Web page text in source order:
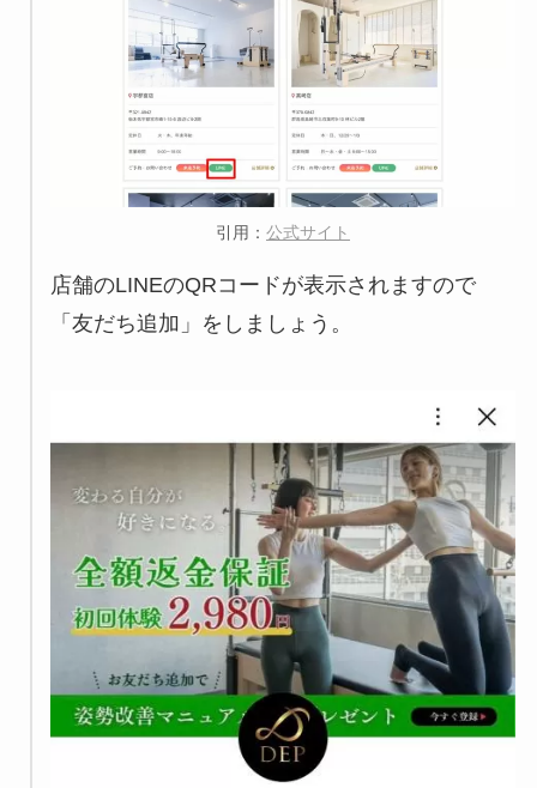
引用： 公式サイト
店舗のLINEのQRコードが表示されますので
「友だち追加」をしましょう。